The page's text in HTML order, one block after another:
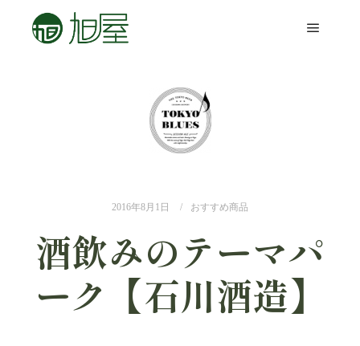
2016年8月1日 おすすめ商品
酒飲みのテーマパ
ーク【石川酒造】